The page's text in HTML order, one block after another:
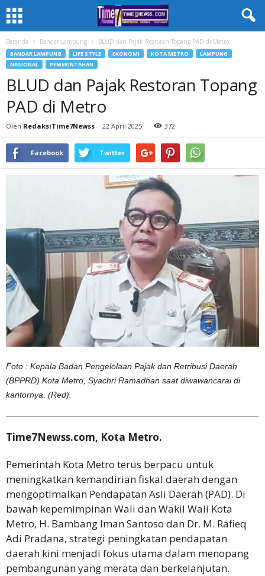
Beranda Bandar Lampung BLUD dan Pajak Restoran Topang PAD di Metro
BANDAR LAMPUNG LIFE STYLE EKONOMI KOTA METRO
LAMPUNG
NASIONAL
PEMERINTAHAN
BLUD dan Pajak Restoran Topang
PAD di Metro
Oleh RedaksiTime7Newss - 22 April 2025 372
Facebook Twitter
Foto : Kepala Badan Pengelolaan Pajak dan Retribusi Daerah
(BPPRD) Kota Metro, Syachri Ramadhan saat diwawancarai di
kantornya. (Red).
Time7Newss.com, Kota Metro.
Pemerintah Kota Metro terus berpacu untuk
meningkatkan kemandirian fiskal daerah dengan
mengoptimalkan Pendapatan Asli Daerah (PAD). Di
bawah kepemimpinan Wali dan Wakil Wali Kota
Metro, H. Bambang Iman Santoso dan Dr. M. Rafieq
Adi Pradana, strategi peningkatan pendapatan
daerah kini menjadi fokus utama dalam menopang
pembangunan yang merata dan berkelanjutan.